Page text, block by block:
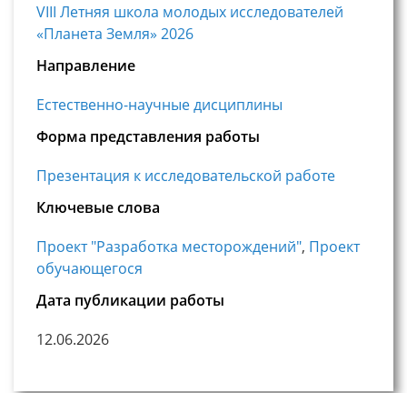
VIII Летняя школа молодых исследователей
«Планета Земля» 2026
Направление
Естественно-научные дисциплины
Форма представления работы
Презентация к исследовательской работе
Ключевые слова
Проект "Разработка месторождений", Проект
обучающегося
Дата публикации работы
12.06.2026